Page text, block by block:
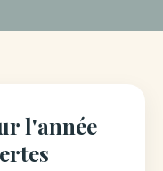
l'année